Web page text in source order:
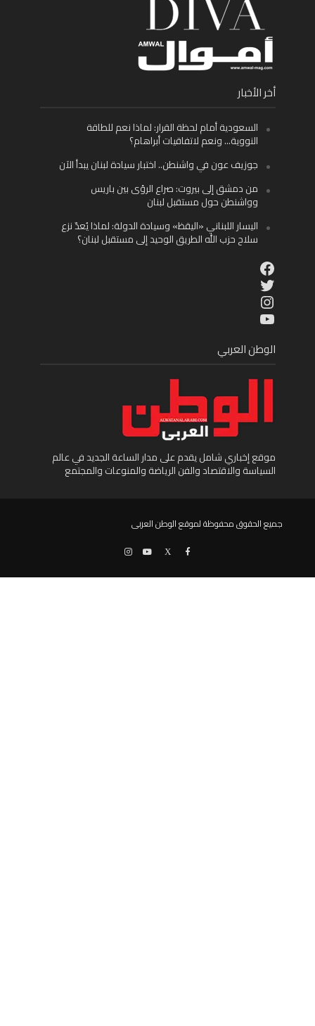
أخر الأخبار
السعودية أمام لحظة القرار: لماذا نعم للطاقة
النووية… ونعم لاتفاقيات أبراهام؟
جوزيف عون في واشنطن.. اختبار سيادة لبنان يبدأ الآن
من دمشق إلى بيروت: صراع الرؤى بين باريس
وواشنطن حول مستقبل لبنان
اليسار اللبناني «اليقظ» وسيادة الدولة: لماذا يُعدّ نزع
سلاح حزب الله الطريق الوحيد إلى مستقبل لبنان؟
Facebook
Twitter
Instagram
YouTube
الوطن العربي
موقع إخباري شامل يقدم على مدار الساعة الجديد في عالم
السياسة والاقتصاد والفن الرياضة والمنوعات والمجتمع
جميع الحقوق محفوظة لموقع الوطن العربى